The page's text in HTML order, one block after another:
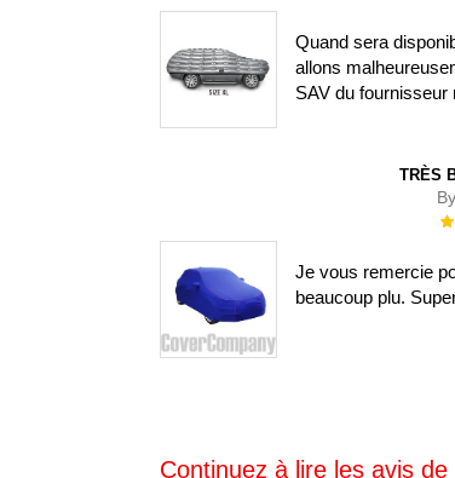
Quand sera
allons
SAV du fournisseur
TRÈS
Je vous remercie
beaucoup plu.
Continuez à lire les avis